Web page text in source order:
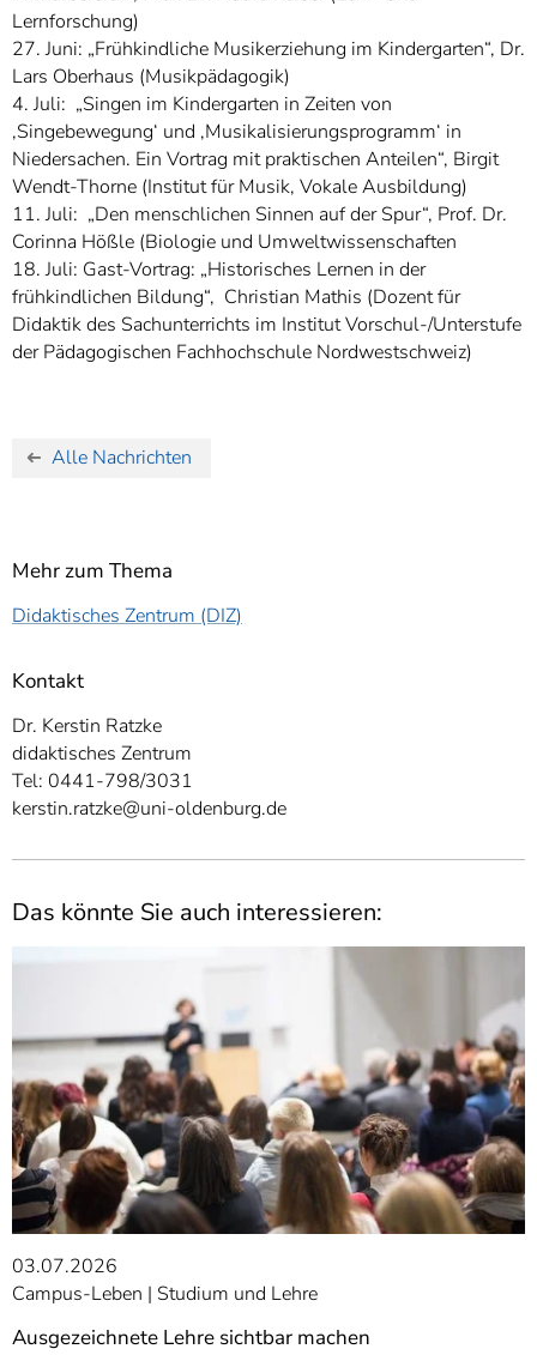
Lernforschung)
27. Juni: „Frühkindliche Musikerziehung im Kindergarten“, Dr.
Lars Oberhaus (Musikpädagogik)
4. Juli: „Singen im Kindergarten in Zeiten von
‚Singebewegung‘ und ‚Musikalisierungsprogramm‘ in
Niedersachen. Ein Vortrag mit praktischen Anteilen“, Birgit
Wendt-Thorne (Institut für Musik, Vokale Ausbildung)
11. Juli: „Den menschlichen Sinnen auf der Spur“, Prof. Dr.
Corinna Hößle (Biologie und Umweltwissenschaften
18. Juli: Gast-Vortrag: „Historisches Lernen in der
frühkindlichen Bildung“, Christian Mathis (Dozent für
Didaktik des Sachunterrichts im Institut Vorschul-/Unterstufe
der Pädagogischen Fachhochschule Nordwestschweiz)
Alle Nachrichten
Mehr zum Thema
Didaktisches Zentrum (DIZ)
Kontakt
Dr. Kerstin Ratzke
didaktisches Zentrum
Tel: 0441-798/3031
kerstin.ratzke@uni-oldenburg.de
Das könnte Sie auch interessieren:
03.07.2026
Campus-Leben
Studium und Lehre
Ausgezeichnete Lehre sichtbar machen